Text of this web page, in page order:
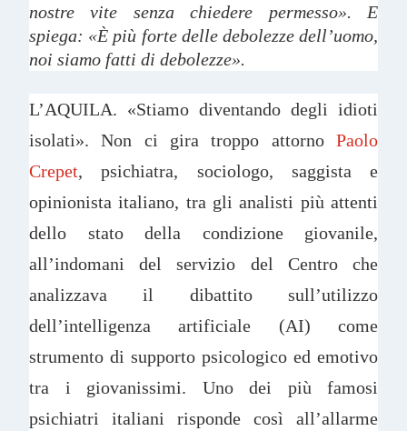
nostre vite senza chiedere permesso». E
spiega: «È più forte delle debolezze dell’uomo,
noi siamo fatti di debolezze».
L’AQUILA. «Stiamo diventando degli idioti
isolati». Non ci gira troppo attorno Paolo
Crepet, psichiatra, sociologo, saggista e
opinionista italiano, tra gli analisti più attenti
dello stato della condizione giovanile,
all’indomani del servizio del Centro che
analizzava il dibattito sull’utilizzo
dell’intelligenza artificiale (AI) come
strumento di supporto psicologico ed emotivo
tra i giovanissimi. Uno dei più famosi
psichiatri italiani risponde così all’allarme